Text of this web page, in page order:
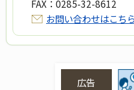
FAX： 0285-32-8612
お問い合わせはこちら
広告